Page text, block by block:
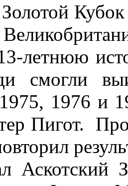
летнюю
смогли
1976 и
Пигот.
Аскотский